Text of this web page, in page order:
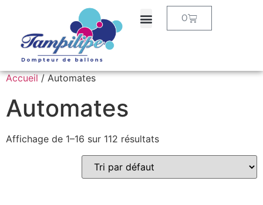
0
Accueil/ Automates
Automates
Affichage de 1–16 sur 112 résultats